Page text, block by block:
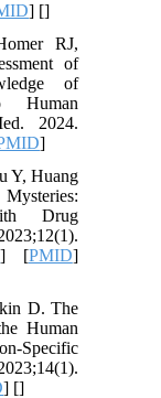
] [
RJ,
of
of
Human
2024.
[PMID
Y, Huang
Mysteries:
Drug
] [PMID
D. The
Human
Specific
] [